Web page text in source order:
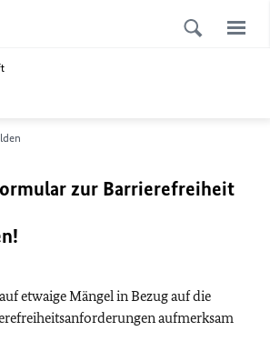
zur Barrierefreiheit
etwaige Mängel in Bezug auf die
aufmerksam